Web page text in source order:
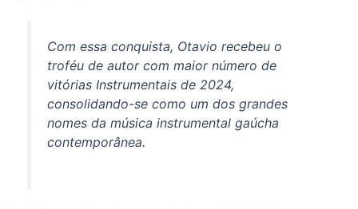
Com essa conquista, Otavio recebeu o
troféu de autor com maior número de
vitórias Instrumentais de 2024,
consolidando-se como um dos grandes
nomes da música instrumental gaúcha
contemporânea.